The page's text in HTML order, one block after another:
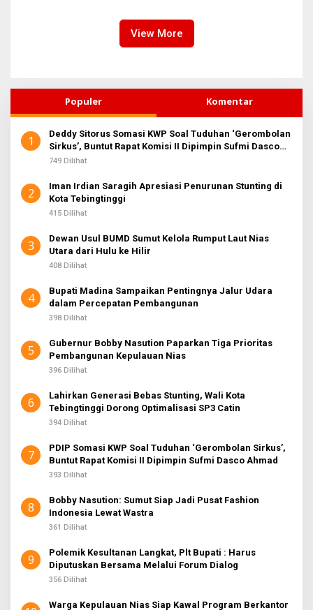
View More
Populer Komentar
1
Deddy Sitorus Somasi KWP Soal Tuduhan ‘Gerombolan
Sirkus’, Buntut Rapat Komisi II Dipimpin Sufmi Dasco
Ahmad
749 Dilihat
2
Iman Irdian Saragih Apresiasi Penurunan Stunting di
Kota Tebingtinggi
415 Dilihat
3
Dewan Usul BUMD Sumut Kelola Rumput Laut Nias
Utara dari Hulu ke Hilir
408 Dilihat
4
Bupati Madina Sampaikan Pentingnya Jalur Udara
dalam Percepatan Pembangunan
398 Dilihat
5
Gubernur Bobby Nasution Paparkan Tiga Prioritas
Pembangunan Kepulauan Nias
396 Dilihat
6
Lahirkan Generasi Bebas Stunting, Wali Kota
Tebingtinggi Dorong Optimalisasi SP3 Catin
394 Dilihat
7
PDIP Somasi KWP Soal Tuduhan ‘Gerombolan Sirkus’,
Buntut Rapat Komisi II Dipimpin Sufmi Dasco Ahmad
393 Dilihat
8
Bobby Nasution: Sumut Siap Jadi Pusat Fashion
Indonesia Lewat Wastra
361 Dilihat
9
Polemik Kesultanan Langkat, Plt Bupati : Harus
Diputuskan Bersama Melalui Forum Dialog
356 Dilihat
Warga Kepulauan Nias Siap Kawal Program Berkantor